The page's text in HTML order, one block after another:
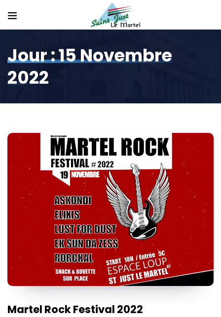
Jour :15 Novembre
2022
Martel Rock Festival 2022